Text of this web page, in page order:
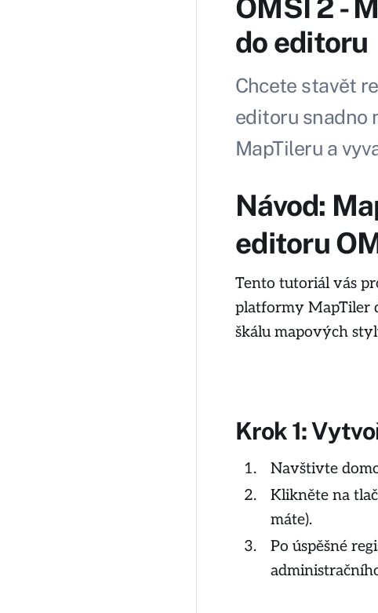
OMSI 2 -
do editoru
Chcete stavět
editoru snadno
MapTileru a
Návod:
editoru
Tento tutoriál vás
platformy MapTiler
škálu mapových
Krok 1:
Navštivte
Klikněte na
máte).
Po úspěšné